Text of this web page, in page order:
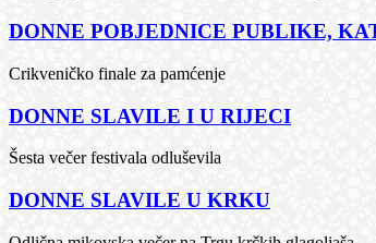
DONNE POBJEDNICE PUBLIKE,
Crikveničko finale za pamćenje
DONNE SLAVILE I U RIJECI
Šesta večer festivala odluševila
DONNE SLAVILE U KRKU